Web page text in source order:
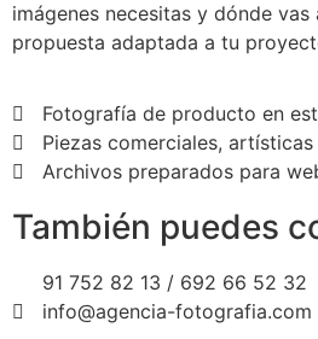
imágenes necesitas y dónde
propuesta adaptada a tu
Fotografía de producto en
Piezas comerciales,
Archivos preparados para
También puedes
91 752 82 13 / 692 66 52 32
info@agencia-fotografia.com